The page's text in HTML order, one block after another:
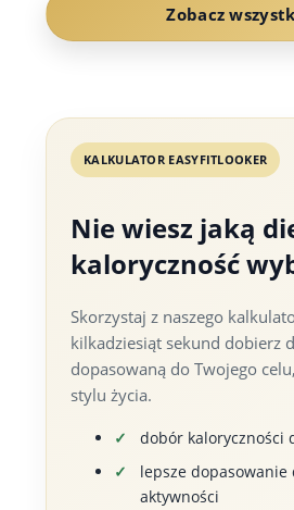
Zobacz
KALKULATOR EASYFITLOOKER
Nie wiesz jaką
kaloryczność
Skorzystaj z naszego
kilkadziesiąt sekund dobierz
dopasowaną do Twojego
stylu życia.
dobór kaloryczności
lepsze dopasowanie
aktywności